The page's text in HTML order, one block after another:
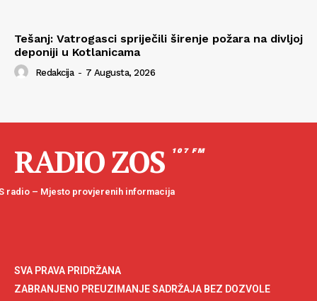
Tešanj: Vatrogasci spriječili širenje požara na divljoj
deponiji u Kotlanicama
Redakcija - 7 Augusta, 2026
RADIO ZOS 107 FM
radio – Mjesto provjerenih informacija
SVA PRAVA PRIDRŽANA
ZABRANJENO PREUZIMANJE SADRŽAJA BEZ DOZVOLE